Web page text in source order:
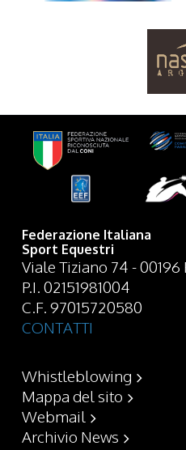
Federazione Italiana
Sport Equestri
Viale Tiziano 74 - 00196
P.I. 02151981004
C.F. 97015720580
CONTATTI
Whistleblowing
Mappa del sito
Webmail
Archivio News